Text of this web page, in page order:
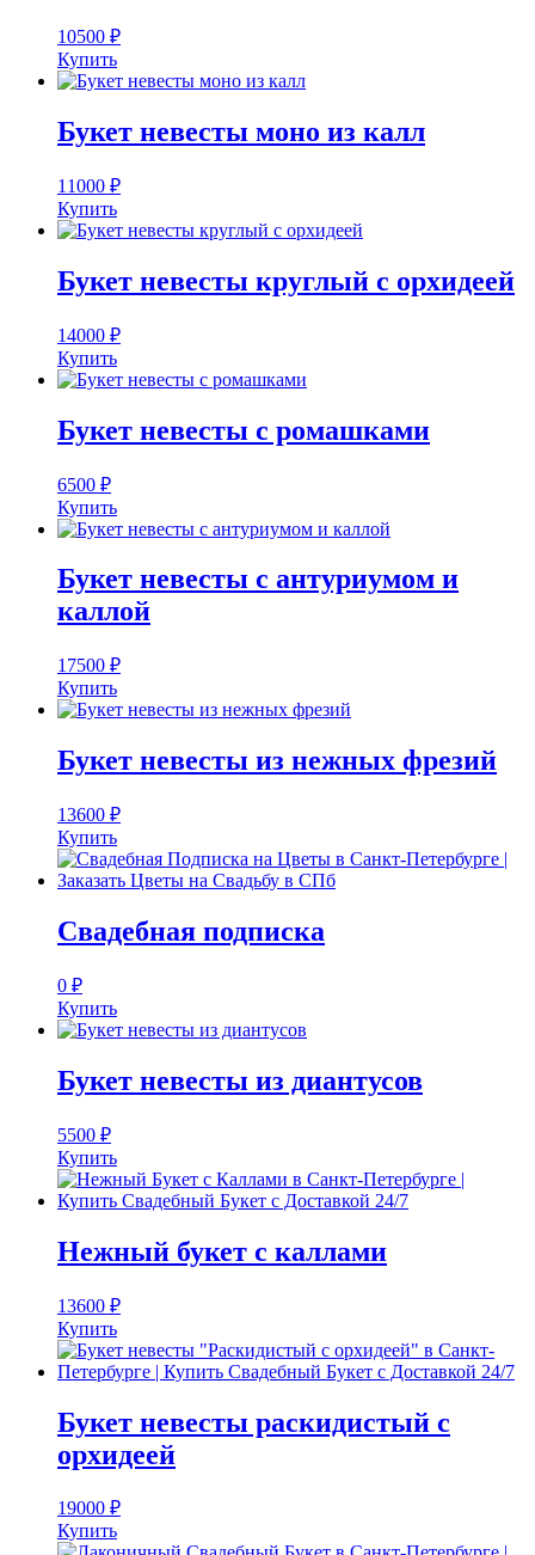
10500 ₽
Купить
Букет невесты моно из калл
11000 ₽
Купить
Букет невесты круглый с орхидеей
14000 ₽
Купить
Букет невесты с ромашками
6500 ₽
Купить
Букет невесты с антуриумом и
каллой
17500 ₽
Купить
Букет невесты из нежных фрезий
13600 ₽
Купить
Свадебная подписка
0 ₽
Купить
Букет невесты из диантусов
5500 ₽
Купить
Нежный букет с каллами
13600 ₽
Купить
Букет невесты раскидистый с
орхидеей
19000 ₽
Купить